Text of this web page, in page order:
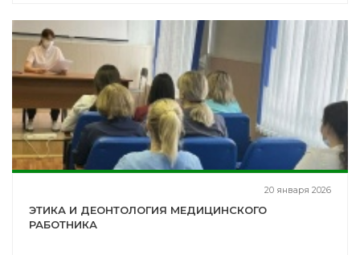
20 января 2026
ЭТИКА И ДЕОНТОЛОГИЯ МЕДИЦИНСКОГО
РАБОТНИКА